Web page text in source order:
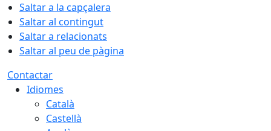
Saltar a la capçalera
Saltar al contingut
Saltar a relacionats
Saltar al peu de pàgina
Contactar
Idiomes
Català
Castellà